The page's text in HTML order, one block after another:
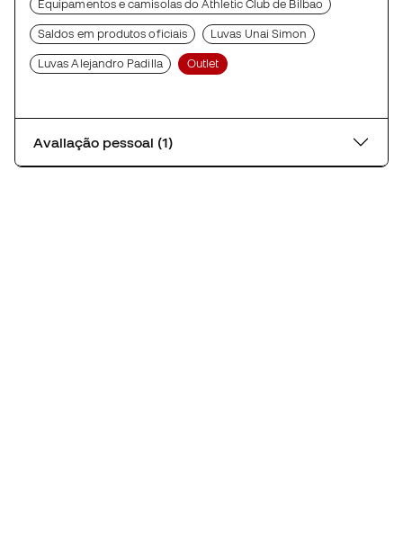
Equipamentos e camisolas do Athletic Club de Bilbao
Saldos em produtos oficiais Luvas Unai Simon
Luvas Alejandro Padilla Outlet
Avaliação pessoal (1)